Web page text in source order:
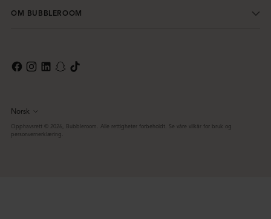
OM BUBBLEROOM
Språk
Norsk
Opphavsrett © 2026, Bubbleroom. Alle rettigheter forbeholdt. Se våre vilkår for bruk og
personvernerklæring.